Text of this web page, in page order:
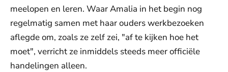
meelopen en leren. Waar Amalia in het begin nog
regelmatig samen met haar ouders werkbezoeken
aflegde om, zoals ze zelf zei, "af te kijken hoe het
moet", verricht ze inmiddels steeds meer officiële
handelingen alleen.